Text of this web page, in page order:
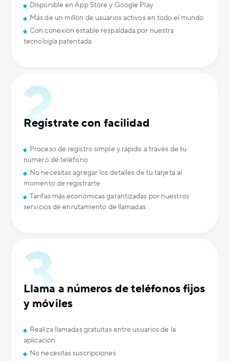
Disponible en App Store y Google Play
Más de un millón de usuarios activos en todo el mundo
Con conexión estable respaldada por nuestra
tecnología patentada
Regístrate con facilidad
Proceso de registro simple y rápido a través de tu
número de teléfono
No necesitas agregar los detalles de tu tarjeta al
momento de registrarte
Tarifas más económicas garantizadas por nuestros
servicios de enrutamiento de llamadas
Llama a números de teléfonos fijos
y móviles
Realiza llamadas gratuitas entre usuarios de la
aplicación
No necesitas suscripciones